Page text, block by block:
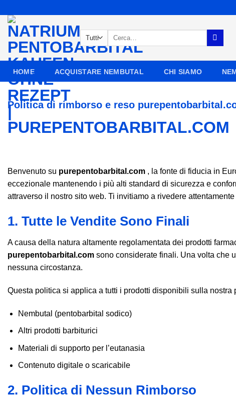
contenuti
Cerca:
HOME ACQUISTARE NEMBUTAL CHI SIAMO
Politica di rimborso e reso
Benvenuto su purepentobarbital.com , la fonte di fiducia in
eccezionale mantenendo i più alti standard di sicurezza e
attraverso il nostro sito web. Ti invitiamo a rivedere
1. Tutte le Vendite Sono Finali
A causa della natura altamente regolamentata dei prodotti
purepentobarbital.com sono considerate finali. Una volta che
nessuna circostanza.
Questa politica si applica a tutti i prodotti disponibili sulla nostra
Nembutal (pentobarbital sodico)
Altri prodotti barbiturici
Materiali di supporto per l’eutanasia
Contenuto digitale o scaricabile
2. Politica di Nessun Rimborso